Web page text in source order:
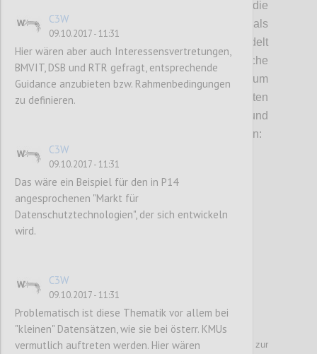
durchgeführten Analysen haben sich die
untenstehenden Forschungsfragen als
wesentlich herauskristallisiert. Dabei handelt
es sich nicht nur um rein technische
Fragestellungen, sondern vor allem um
Fragen, die einen integrierten
Forschungsansatz zwischen technischen und
rechtswissenschaftlichen Experten erfordern:
P37
Die Wahl der konkreten Sicherheitsparameter zur
C3W
09.10.2017 - 11:31
Hier wären aber auch Interessensvertretungen,
BMVIT, DSB und RTR gefragt, entsprechende
Guidance anzubieten bzw. Rahmenbedingungen
zu definieren.
C3W
09.10.2017 - 11:31
Das wäre ein Beispiel für den in P14
angesprochenen "Markt für
Datenschutztechnologien", der sich entwickeln
wird.
C3W
09.10.2017 - 11:31
Problematisch ist diese Thematik vor allem bei
"kleinen" Datensätzen, wie sie bei österr. KMUs
vermutlich auftreten werden. Hier wären